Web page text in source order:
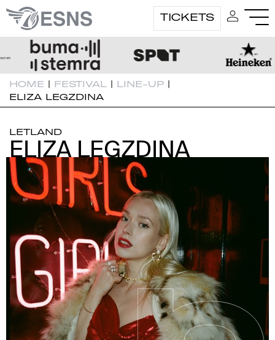
TICKETS
HOME | FESTIVAL | LINE-UP |
ELIZA LEGZDINA
LETLAND
ELIZA LEGZDINA
ELIZA LEGZDINA